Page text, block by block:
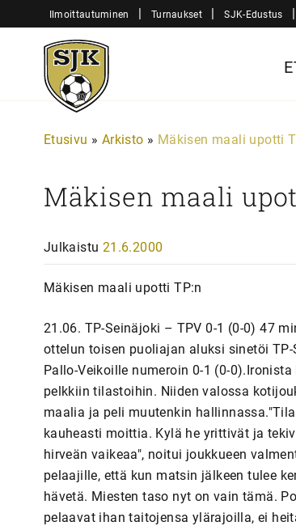
sisältöön
Ilmoittautuminen | Turnaukset | SJK-Edustus |
Sjk-
Juniorit
Etusivu » Arkisto » Mäkisen maali upotti
Mäkisen maali
Julkaistu 21.6.2000
Mäkisen maali upotti TP:n
21.06. TP-Seinäjoki – TPV 0-1 (0-0) 47
ottelun toisen puoliajan aluksi sinetöi
Pallo-Veikoille numeroin 0-1 (0-
pelkkiin tilastoihin. Niiden valossa
maalia ja peli muutenkin
kauheasti moittia. Kylä he yrittivät ja
hirveän vaikeaa", noitui joukkueen
pelaajille, että kun matsin jälkeen tulee
hävetä. Miesten taso nyt on vain tämä.
pelaavat ihan taitojensa ylärajoilla, ei